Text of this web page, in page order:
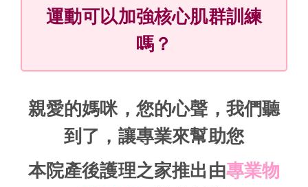
運動可以加強核心肌群訓練
嗎？
親愛的媽咪，您的心聲，我們聽
到了，讓專業來幫助您
本院產後護理之家推出由專業物